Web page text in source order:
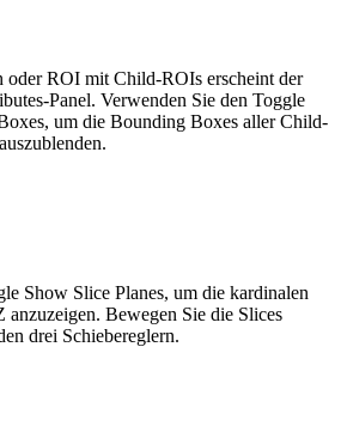
oder ROI mit Child-ROIs erscheint der
Panel. Verwenden Sie den Toggle
um die Bounding Boxes aller Child-
Show Slice Planes, um die kardinalen
Bewegen Sie die Slices
drei Schiebereglern.